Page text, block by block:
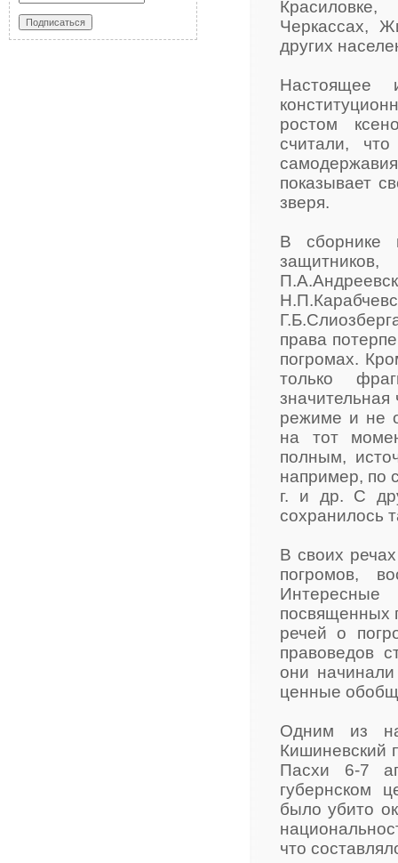
Черкассах,
других
Настоящее
ростом
считали,
показывает
зверя.
В сборнике
права
погромах.
только
режиме и не
на тот
полным,
например, по
г. и др. С
сохранилось
В своих
погромов,
посвященных
речей о
правоведов
они
ценные
Одним из
Кишиневский
Пасхи 6-7
губернском
было убито
что